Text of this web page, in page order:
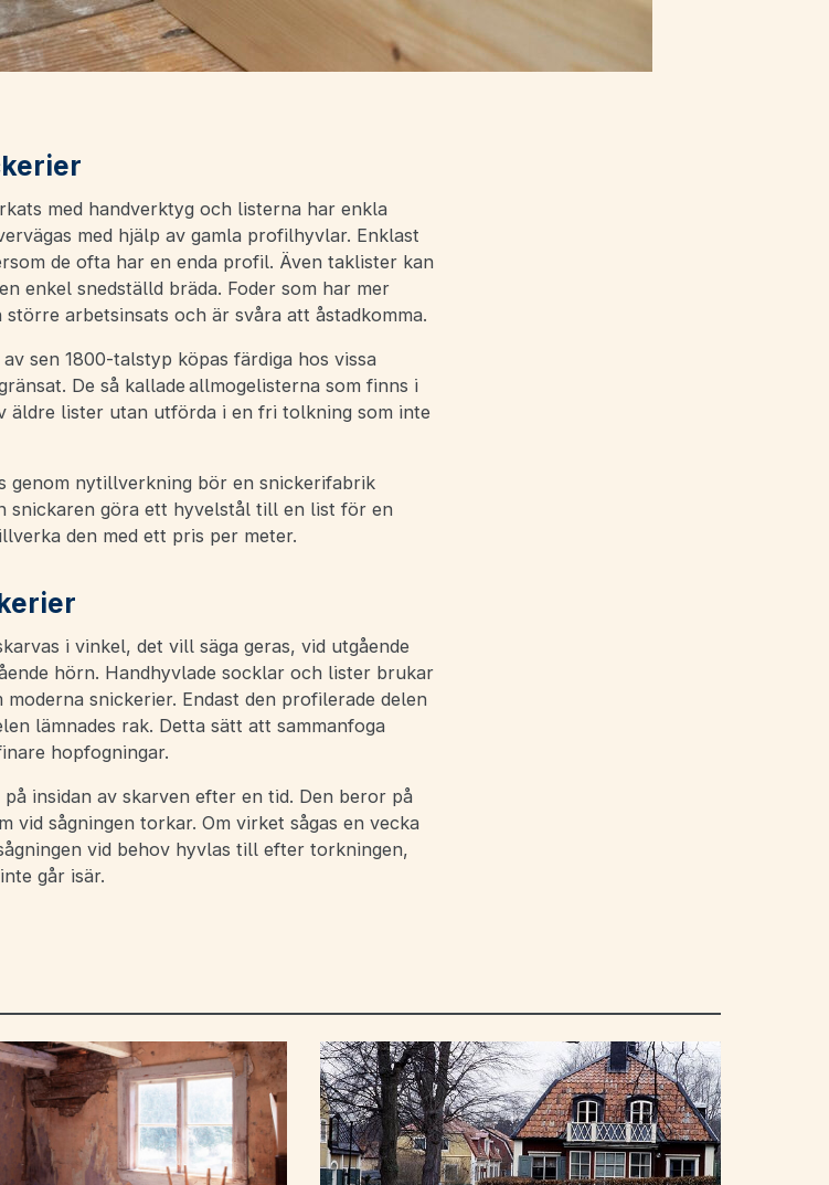
med handverktyg och listerna har enkla
med hjälp av gamla profilhyvlar. Enklast
de ofta har en enda profil. Även taklister kan
enkel snedställd bräda. Foder som har mer
arbetsinsats och är svåra att åstadkomma.
sen 1800-talstyp köpas färdiga hos vissa
De så kallade allmogelisterna som finns i
äldre lister utan utförda i en fri tolkning som inte
genom nytillverkning bör en snickerifabrik
snickaren göra ett hyvelstål till en list för en
den med ett pris per meter.
i vinkel, det vill säga geras, vid utgående
hörn. Handhyvlade socklar och lister brukar
snickerier. Endast den profilerade delen
lämnades rak. Detta sätt att sammanfoga
hopfogningar.
insidan av skarven efter en tid. Den beror på
vid sågningen torkar. Om virket sågas en vecka
vid behov hyvlas till efter torkningen,
går isär.